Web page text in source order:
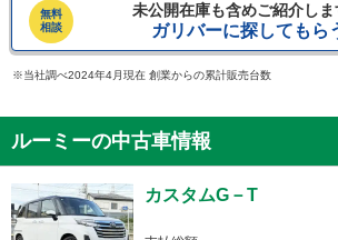
無料
相談
未公開在庫も含めご紹介しま
ガリバーに探してもら
当社調べ2024年4月現在 創業からの累計販売台数
ルーミーの中古車情報
カスタムG－T